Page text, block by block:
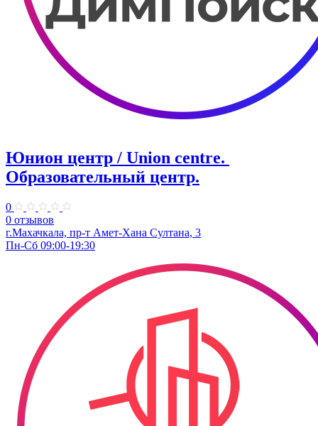
Юнион центр / Union centre. ​
Образовательный центр.
0
0 отзывов
г.Махачкала, пр-т Амет-Хана Султана, 3
Пн-Сб 09:00-19:30